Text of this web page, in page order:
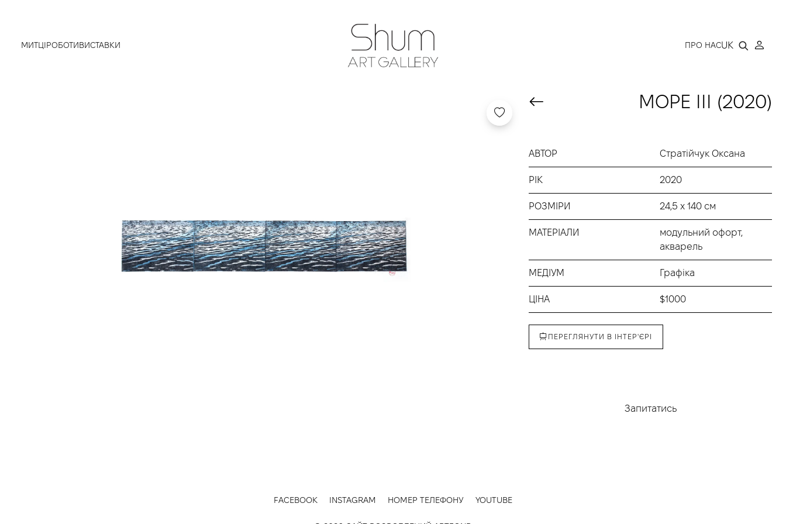
МИТЦІРОБОТИВИСТАВКИ SHUM ART GALLERY ПРО НАСUK
МОРЕ ІІІ (2020)
АВТОР Стратійчук Оксана
РІК 2020
РОЗМІРИ 24,5 х 140 см
МАТЕРІАЛИ
модульний офорт,
акварель
МЕДІУМ Графіка
ЦІНА $1000
ПЕРЕГЛЯНУТИ В ІНТЕР'ЄРІ
Запитатись
FACEBOOK INSTAGRAM НОМЕР ТЕЛЕФОНУ YOUTUBE